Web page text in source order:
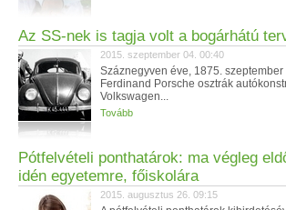
Az SS-nek is tagja volt a bogárhátú
2015. szeptember 04. 00:40
Száznegyven éve, 1875.
Ferdinand Porsche osztrák
Volkswagen...
Tovább
Pótfelvételi ponthatárok: ma végleg
idén egyetemre, főiskolára
2015. augusztus 26. 09:15